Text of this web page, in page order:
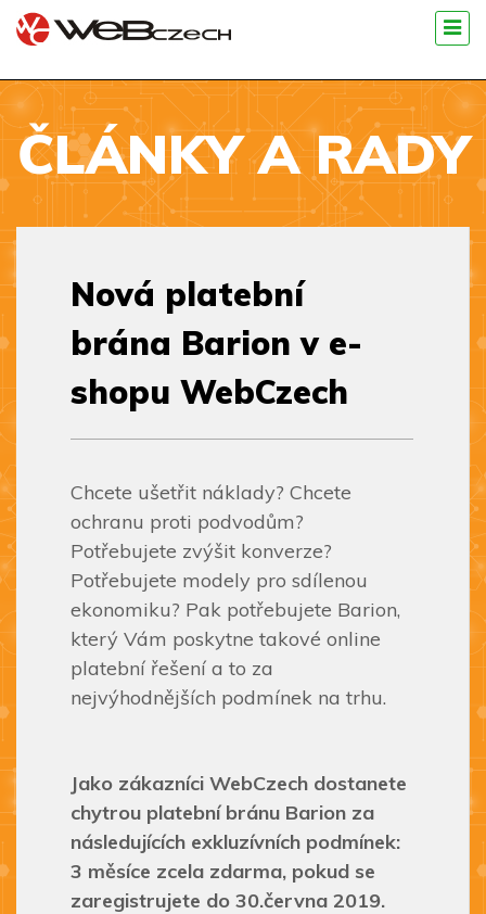
ČLÁNKY A RADY
Nová platební
brána Barion v e-
shopu WebCzech
Chcete ušetřit náklady? Chcete
ochranu proti podvodům?
Potřebujete zvýšit konverze?
Potřebujete modely pro sdílenou
ekonomiku? Pak potřebujete Barion,
který Vám poskytne takové online
platební řešení a to za
nejvýhodnějších podmínek na trhu.
Jako zákazníci WebCzech dostanete
chytrou platební bránu Barion za
následujících exkluzívních podmínek:
3 měsíce zcela zdarma, pokud se
zaregistrujete do 30.června 2019.